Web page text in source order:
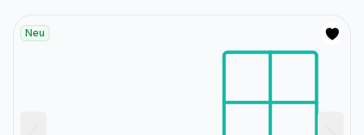
Neu